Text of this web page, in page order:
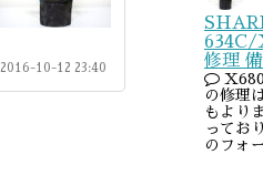
2016-10-12 23:40
634C/
修理
の修理
もより
ってお
のフォ